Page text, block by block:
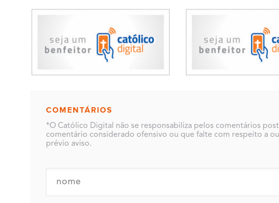
COMENTÁRIOS
*O Católico Digital não se responsabiliza pelos comentários
comentário considerado ofensivo ou que falte com respeito a
prévio aviso.